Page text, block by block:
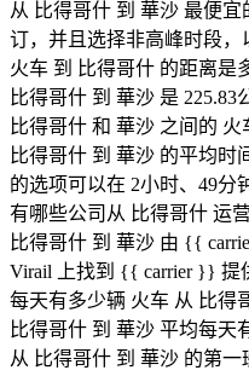
从 比得哥什 到 華沙 最便
订，并且选择非高峰时段，
火车 到 比得哥什 的距离是
比得哥什 到 華沙 是 225.83
比得哥什 和 華沙 之间的 火
比得哥什 到 華沙 的平均时
的选项可以在 2小时、49分
有哪些公司从 比得哥什 运营
比得哥什 到 華沙 由 {{
Virail 上找到 {{ car​​rier }} 提
每天有多少辆 火车 从 比得
比得哥什 到 華沙 平均每天
从 比得哥什 到 華沙 的第